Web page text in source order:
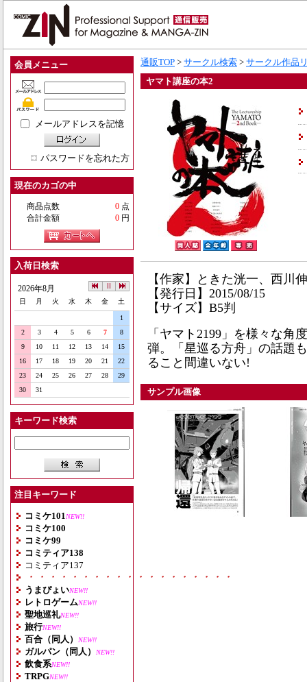
会員メニュー
メールアドレスを記憶
パスワードを忘れた方
現在のカゴの中
商品点数 0 点
合計金額
0 円
入荷日検索
2026年8月
日 月 火 水 木 金 土
1
2
3 4 5 6 7
8
9
10 11 12 13 14
15
16
17 18 19 20 21
22
23
24 25 26 27 28
29
30
31
キーワード検索
注目キーワード
コミケ101 NEW!!
コミケ100
コミケ99
コミティア138
コミティア137
・・・・・・・・・・・・・・・・・・・
うまぴょいNEW!!
レトロゲームNEW!!
聖地巡礼NEW!!
旅行NEW!!
百合（同人） NEW!!
ガルパン（同人） NEW!!
飲食系NEW!!
TRPGNEW!!
通販TOP > サークル検索 > サークル作品
ヤマト講座の本2
【作家】ときた洸一、西川
【発行日】2015/08/15
【サイズ】B5判
「ヤマト2199」を様々な角
弾。「星巡る方舟」の話題
ること間違いない!
サンプル画像